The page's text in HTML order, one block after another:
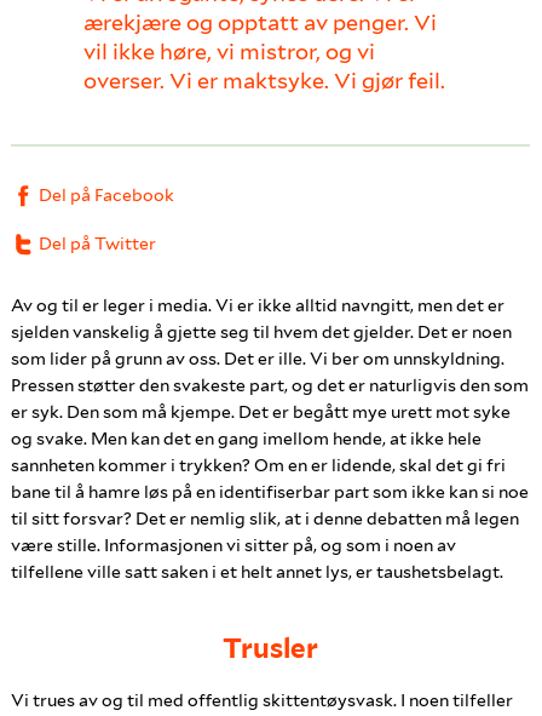
ærekjære og opptatt av penger. Vi
vil ikke høre, vi mistror, og vi
overser. Vi er maktsyke. Vi gjør feil.
Del på Facebook
Del på Twitter
Av og til er leger i media. Vi er ikke alltid navngitt, men det er
sjelden vanskelig å gjette seg til hvem det gjelder. Det er noen
som lider på grunn av oss. Det er ille. Vi ber om unnskyldning.
Pressen støtter den svakeste part, og det er naturligvis den som
er syk. Den som må kjempe. Det er begått mye urett mot syke
og svake. Men kan det en gang imellom hende, at ikke hele
sannheten kommer i trykken? Om en er lidende, skal det gi fri
bane til å hamre løs på en identifiserbar part som ikke kan si noe
til sitt forsvar? Det er nemlig slik, at i denne debatten må legen
være stille. Informasjonen vi sitter på, og som i noen av
tilfellene ville satt saken i et helt annet lys, er taushetsbelagt.
Trusler
Vi trues av og til med offentlig skittentøysvask. I noen tilfeller